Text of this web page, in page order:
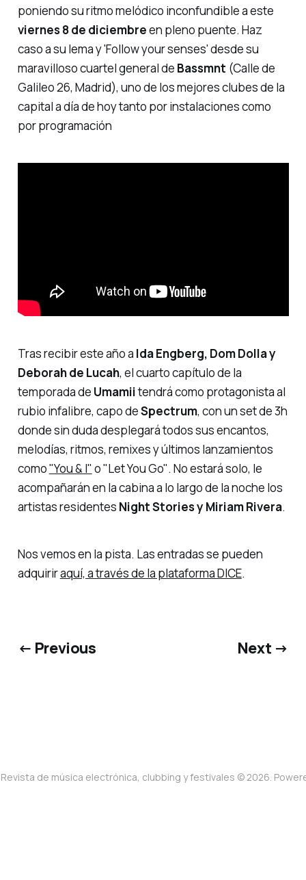
poniendo su ritmo melódico inconfundible a este
viernes 8 de diciembreen pleno puente. Haz
caso a su lema y 'Follow your senses'desde su
maravilloso cuartel general de Bassmnt (Calle de
Galileo 26, Madrid), uno de los mejores clubes de la
capital a día de hoy tanto por instalaciones como
por programación
Tras recibir este año a Ida Engberg, Dom Dolla y
Deborah de Lucah, el cuarto capítulo de la
temporada de Umamiitendrá como protagonista al
rubio infalibre, capo deSpectrum, con un set de 3h
donde sin duda desplegará todos sus encantos,
melodías, ritmos, remixes y últimos lanzamientos
como"You & I" o"Let You Go". No estará solo, le
acompañarán en la cabina a lo largo de la noche los
artistas residentes Night Stories y Miriam Rivera.
Nos vemos en la pista. Las entradas se pueden
adquiriraquí, a través de la plataforma DICE.
← Previous Next →
de música electrónica, clubbing y festivales © 2026.